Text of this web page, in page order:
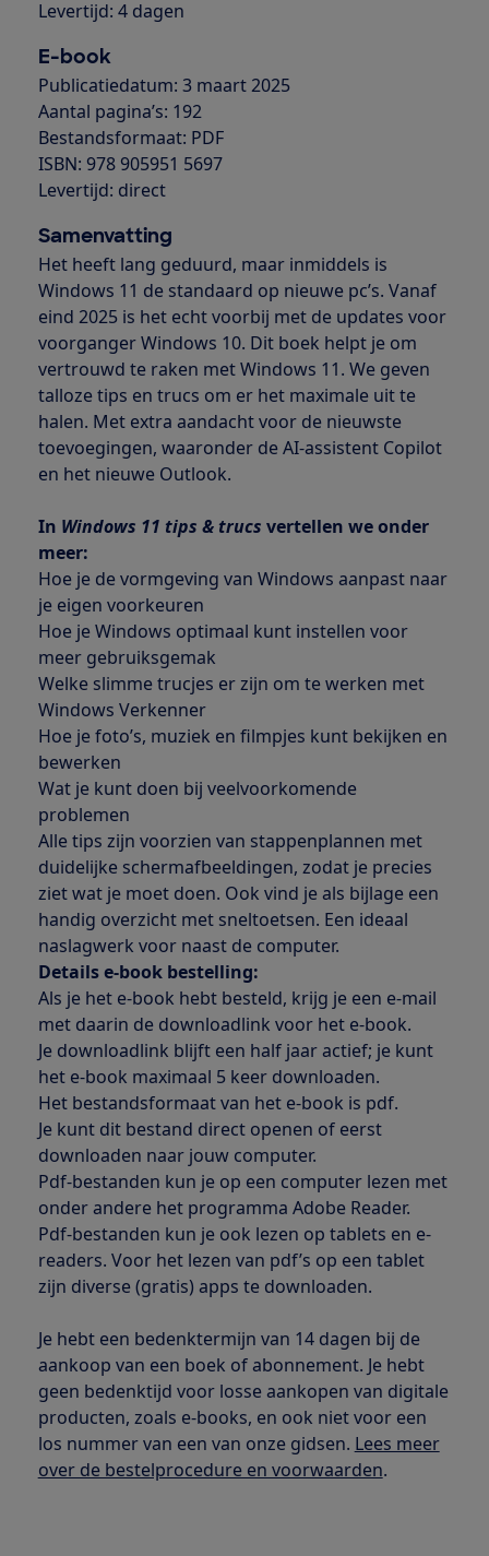
Levertijd: 4 dagen
E-book
Publicatiedatum: 3 maart 2025
Aantal pagina’s: 192
Bestandsformaat: PDF
ISBN: 978 905951 5697
Levertijd: direct
Samenvatting
Het heeft lang geduurd, maar inmiddels is
Windows 11 de standaard op nieuwe pc’s. Vanaf
eind 2025 is het echt voorbij met de updates voor
voorganger Windows 10. Dit boek helpt je om
vertrouwd te raken met Windows 11. We geven
talloze tips en trucs om er het maximale uit te
halen. Met extra aandacht voor de nieuwste
toevoegingen, waaronder de AI-assistent Copilot
en het nieuwe Outlook.
In Windows 11 tips & trucs vertellen we onder
meer:
Hoe je de vormgeving van Windows aanpast naar
je eigen voorkeuren
Hoe je Windows optimaal kunt instellen voor
meer gebruiksgemak
Welke slimme trucjes er zijn om te werken met
Windows Verkenner
Hoe je foto’s, muziek en filmpjes kunt bekijken en
bewerken
Wat je kunt doen bij veelvoorkomende
problemen
Alle tips zijn voorzien van stappenplannen met
duidelijke schermafbeeldingen, zodat je precies
ziet wat je moet doen. Ook vind je als bijlage een
handig overzicht met sneltoetsen. Een ideaal
naslagwerk voor naast de computer.
Details e-book bestelling:
Als je het e-book hebt besteld, krijg je een e-mail
met daarin de downloadlink voor het e-book.
Je downloadlink blijft een half jaar actief; je kunt
het e-book maximaal 5 keer downloaden.
Het bestandsformaat van het e-book is pdf.
Je kunt dit bestand direct openen of eerst
downloaden naar jouw computer.
Pdf-bestanden kun je op een computer lezen met
onder andere het programma Adobe Reader.
Pdf-bestanden kun je ook lezen op tablets en e-
readers. Voor het lezen van pdf’s op een tablet
zijn diverse (gratis) apps te downloaden.
Je hebt een bedenktermijn van 14 dagen bij de
aankoop van een boek of abonnement. Je hebt
geen bedenktijd voor losse aankopen van digitale
producten, zoals e-books, en ook niet voor een
los nummer van een van onze gidsen. Lees meer
over de bestelprocedure en voorwaarden.